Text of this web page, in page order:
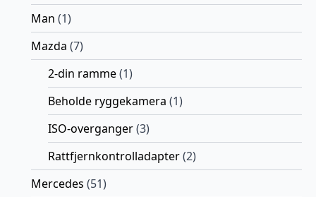
Man (1)
Mazda (7)
2-din ramme(1)
Beholde ryggekamera (1)
ISO-overganger(3)
Rattfjernkontrolladapter(2)
Mercedes (51)